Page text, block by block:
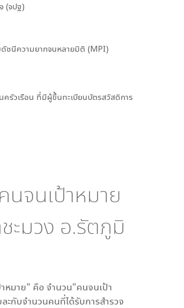
(จปฐ)
ชนีความยากจนหลายมิติ (MPI)
ครัวเรือน ที่มีผู้ขึ้นทะเบียนบัตรสวัสดิการ
นจนเป้าหมาย
ะมวง อ.รัตภูมิ
หมาย" คือ จำนวน"คนจนเป้า
ะกับจำนวนคนที่ได้รับการสำรวจ